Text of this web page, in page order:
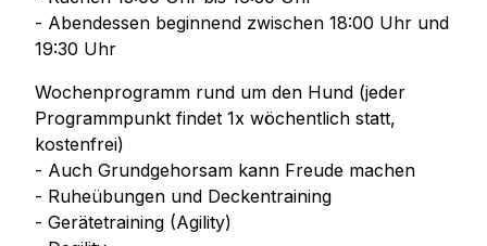
- Abendessen beginnend zwischen 18:00 Uhr und
19:30 Uhr
Wochenprogramm rund um den Hund (jeder
Programmpunkt findet 1x wöchentlich statt,
kostenfrei)
- Auch Grundgehorsam kann Freude machen
- Ruheübungen und Deckentraining
- Gerätetraining (Agility)